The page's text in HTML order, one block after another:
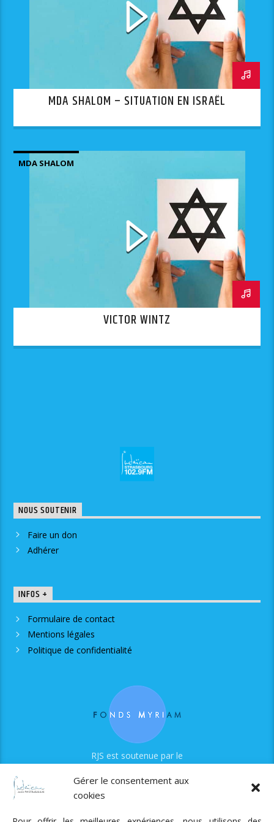
Gérer le consentement aux
cookies
MDA SHALOM – SITUATION EN ISRAËL
MDA SHALOM
VICTOR WINTZ
NOUS SOUTENIR
Faire un don
Adhérer
INFOS +
Formulaire de contact
Mentions légales
Politique de confidentialité
RJS est soutenue par le